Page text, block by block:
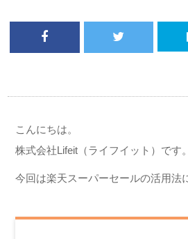
こんにちは。
株式会社Lifeit（ライフイット）です。
今回は楽天スーパーセールの活用法